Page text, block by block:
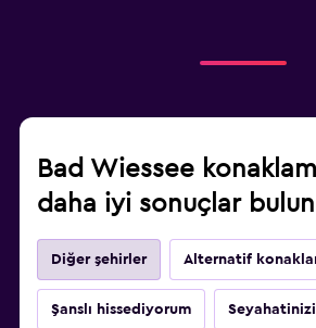
Bad Wiessee
daha iyi sonuçlar bulun
Diğer şehirler Alternatif
Şanslı hissediyorum